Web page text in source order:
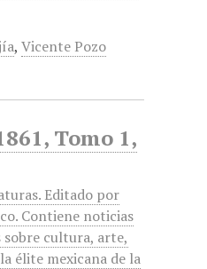
,Vicente Pozo
Tomo 1,
Editado por
Contiene noticias
sobre cultura, arte,
élite mexicana de la